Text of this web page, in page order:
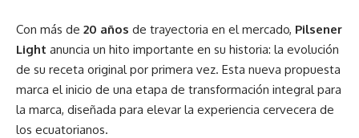
Con más de 20 años de trayectoria en el mercado, Pilsener
Light anuncia un hito importante en su historia: la evolución
de su receta original por primera vez. Esta nueva propuesta
marca el inicio de una etapa de transformación integral para
la marca, diseñada para elevar la experiencia cervecera de
los ecuatorianos.